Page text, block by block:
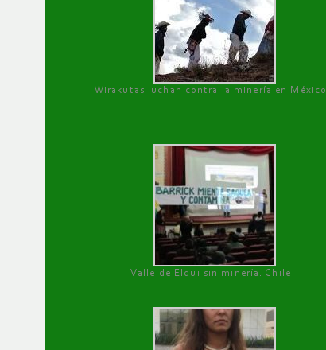
Wirakutas luchan contra la minería en México
Valle de Elqui sin minería. Chile